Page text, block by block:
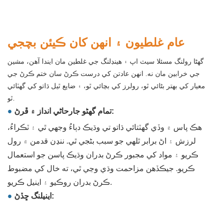
عام غلطيون ۽ انهن کان ڪيئن بچجي
گھڻا رولنگ مسئلا سيٽ اپ ۽ هينڊلنگ جي غلطين مان ايندا آهن، مشين
جي خرابين مان نه. انهن عادتن کي درست ڪرڻ سان ختم ڪرڻ جي
معيار کي بهتر بڻائي ٿو، رولرز کي بچائي ٿو، ۽ ضايع ٿيل ڌاتو کي گھٽائي
ٿو.
●
تمام گهڻو جارحاڻي انداز ۾ ڦرڻ:
هڪ پاس ۾ وڏي گهٽتائي ڌاتو تي وڌيڪ دٻاءُ وجهي ٿي ۽ ٽڪراءُ،
لرزش ۽ اڻ برابر ٿلهي جو سبب بڻجي ٿي. ننڍن قدمن ۾ رول
ڪريو ۽ مواد کي مجبور ڪرڻ بدران وڌيڪ پاسن جو استعمال
ڪريو. جيڪڏهن مزاحمت وڌي وڃي ٿي، ته خال کي مضبوط
ڪرڻ بدران روڪيو ۽ اينيل ڪريو.
●
اينيلنگ ڇڏڻ: